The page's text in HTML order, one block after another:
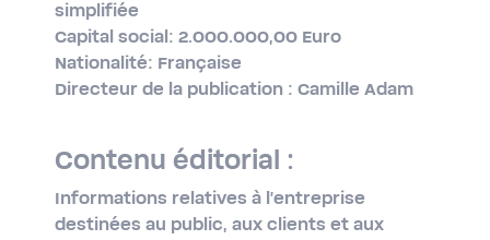
simplifiée
Capital social: 2.000.000,00 Euro
Nationalité: Française
Directeur de la publication : Camille Adam
Contenu éditorial :
Informations relatives à l'entreprise
destinées au public, aux clients et aux